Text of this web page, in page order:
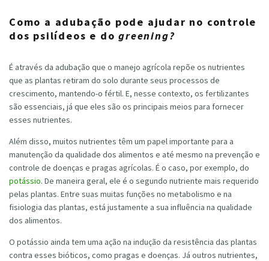
Como a adubação pode ajudar no controle
dos psilídeos e dogreening?
É através da adubação que o manejo agrícola repõe os nutrientes
que as plantas retiram do solo durante seus processos de
crescimento, mantendo-o fértil. E, nesse contexto, os fertilizantes
são essenciais, já que eles são os principais meios para fornecer
esses nutrientes.
Além disso, muitos nutrientes têm um papel importante para a
manutenção da qualidade dos alimentos e até mesmo na prevenção e
controle de doenças e pragas agrícolas. É o caso, por exemplo, do
potássio. De maneira geral, ele é o segundo nutriente mais requerido
pelas plantas. Entre suas muitas funções no metabolismo e na
fisiologia das plantas, está justamente a sua influência na qualidade
dos alimentos.
O potássio ainda tem uma ação na indução da resistência das plantas
contra esses bióticos, como pragas e doenças. Já outros nutrientes,